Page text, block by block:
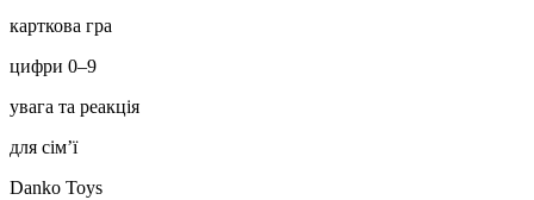
карткова гра
цифри 0–9
увага та реакція
для сім’ї
Danko Toys